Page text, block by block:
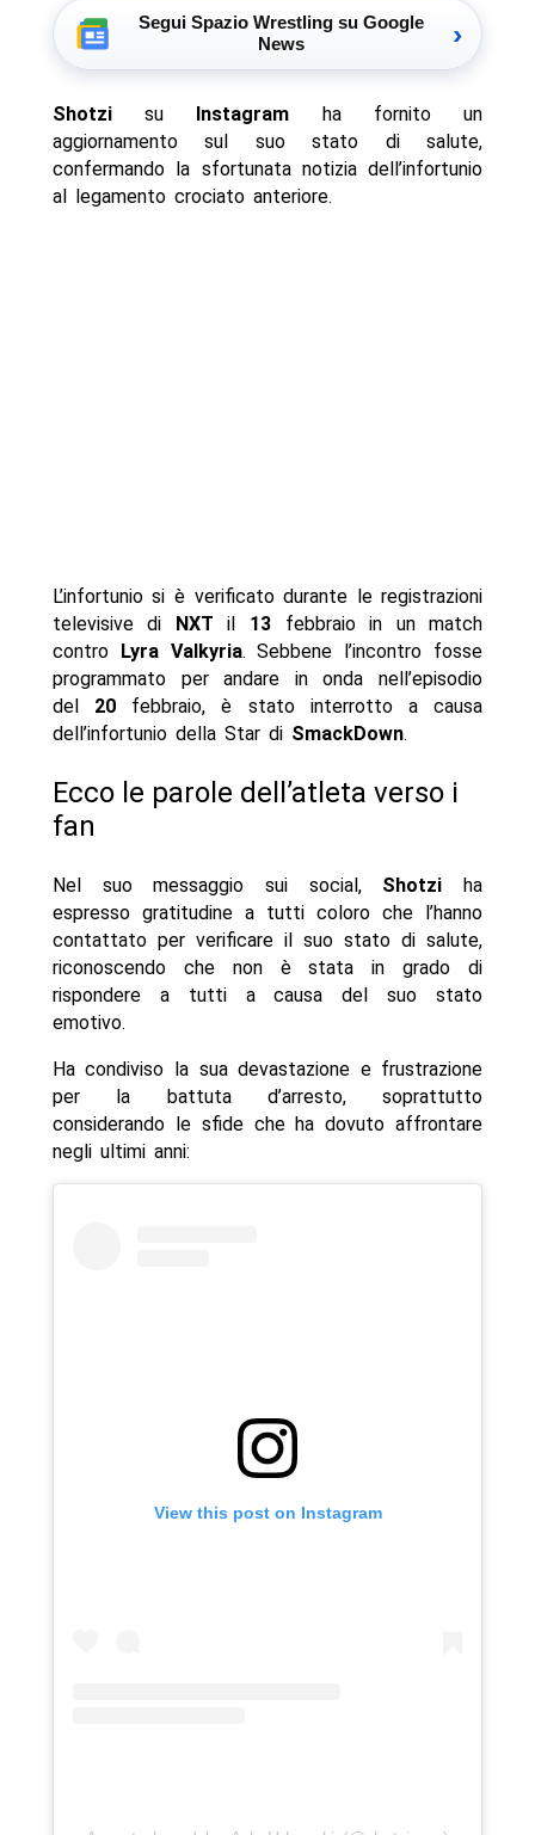
Segui Spazio Wrestling su Google
News
›
Shotzisu Instagram ha fornito un
aggiornamento sul suo stato di salute,
confermando la sfortunata notizia dell’infortunio
al legamento crociato anteriore.
L’infortunio si è verificato durante le registrazioni
televisive di
NXT il 13 febbraio in un match
contro
Lyra Valkyria. Sebbene l’incontro fosse
programmato per andare in onda nell’episodio
del 20 febbraio, è stato interrotto a causa
dell’infortunio della Star di SmackDown.
Ecco le parole dell’atleta verso i
fan
Nel suo messaggio sui social, Shotzi ha
espresso gratitudine a tutti coloro che l’hanno
contattato per verificare il suo stato di salute,
riconoscendo che non è stata in grado di
rispondere a tutti a causa del suo stato
emotivo.
Ha condiviso la sua devastazione e frustrazione
per la battuta d’arresto, soprattutto
considerando le sfide che ha dovuto affrontare
negli ultimi anni:
View this post on Instagram